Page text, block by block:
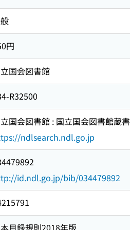
円
国会図書館
R32500
国会図書館 : 国立国会図書館蔵書
ndlsearch.ndl.go.jp
id.ndl.go.jp/bib/034479892
目録規則2018年版